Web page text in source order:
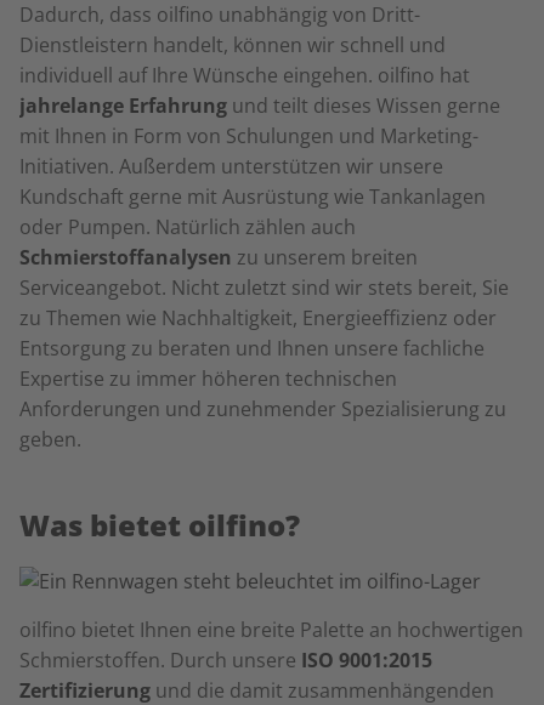
Dadurch, dass oilfino unabhängig von Dritt-
Dienstleistern handelt, können wir schnell und
individuell auf Ihre Wünsche eingehen. oilfino hat
jahrelange Erfahrung und teilt dieses Wissen gerne
mit Ihnen in Form von Schulungen und Marketing-
Initiativen. Außerdem unterstützen wir unsere
Kundschaft gerne mit Ausrüstung wie Tankanlagen
oder Pumpen. Natürlich zählen auch
Schmierstoffanalysen zu unserem breiten
Serviceangebot. Nicht zuletzt sind wir stets bereit, Sie
zu Themen wie Nachhaltigkeit, Energieeffizienz oder
Entsorgung zu beraten und Ihnen unsere fachliche
Expertise zu immer höheren technischen
Anforderungen und zunehmender Spezialisierung zu
geben.
Was bietet oilfino?
oilfino bietet Ihnen eine breite Palette an hochwertigen
Schmierstoffen. Durch unsere ISO 9001:2015
Zertifizierung und die damit zusammenhängenden